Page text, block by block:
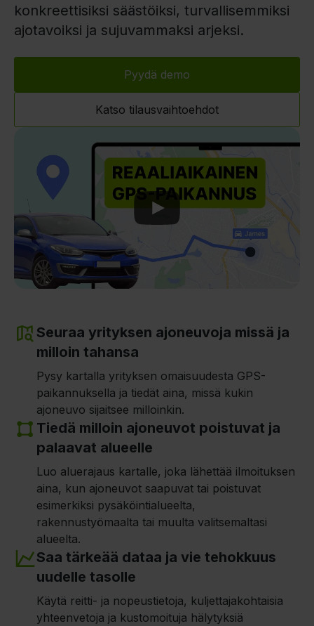
Play
konkreettisiksi säästöiksi, turvallisemmiksi
ajotavoiksi ja sujuvammaksi arjeksi.
Pyydä demo
Katso tilausvaihtoehdot
Seuraa yrityksen ajoneuvoja missä ja
milloin tahansa
Pysy kartalla yrityksen omaisuudesta GPS-
paikannuksella ja tiedät aina, missä kukin
ajoneuvo sijaitsee milloinkin.
Tiedä milloin ajoneuvot poistuvat ja
palaavat alueelle
Luo aluerajaus kartalle, joka lähettää ilmoituksen
aina, kun ajoneuvot saapuvat tai poistuvat
esimerkiksi pysäköintialueelta,
rakennustyömaalta tai muulta valitsemaltasi
alueelta.
Saa tärkeää dataa ja vie tehokkuus
uudelle tasolle
Käytä reitti- ja nopeustietoja, kuljettajakohtaisia
yhteenvetoja ja kustomoituja hälytyksiä